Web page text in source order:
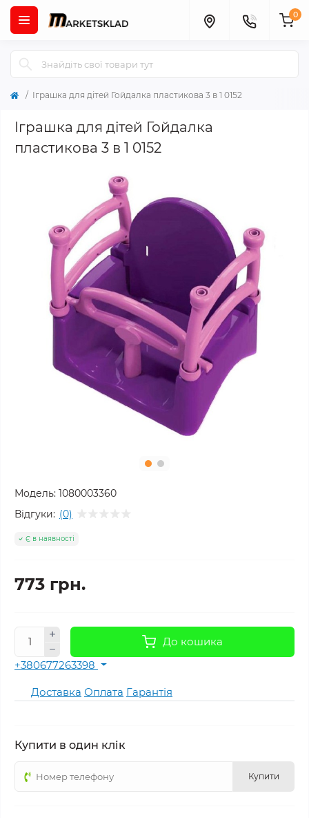
0
Іграшка для дітей Гойдалка пластикова 3 в 1 0152
Іграшка для дітей Гойдалка
пластикова 3 в 1 0152
Модель: 1080003360
Відгуки: (0)
Є в наявності
773 грн.
До кошика
+380677263398
Доставка Оплата Гарантія
Купити в один клік
Купити